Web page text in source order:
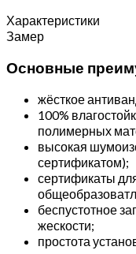
Характеристики
Замер
Основные
жёсткое
100%
полимерных
высокая
сертификатом);
сертификаты
беспустотное
жескости;
простота